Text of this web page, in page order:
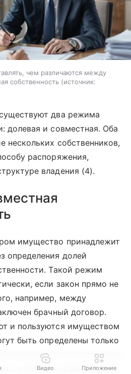
чем различаются между
собственность
источник:
два режима
долевая и совместная. Оба
нескольких собственников,
распоряжения,
владения (4).
имущество принадлежит
определения долей
Такой режим
если закон прямо не
например, между
брачный договор.
и пользуются имуществом
быть определены только
До этого момента
участника равные права,
Видео Приложение